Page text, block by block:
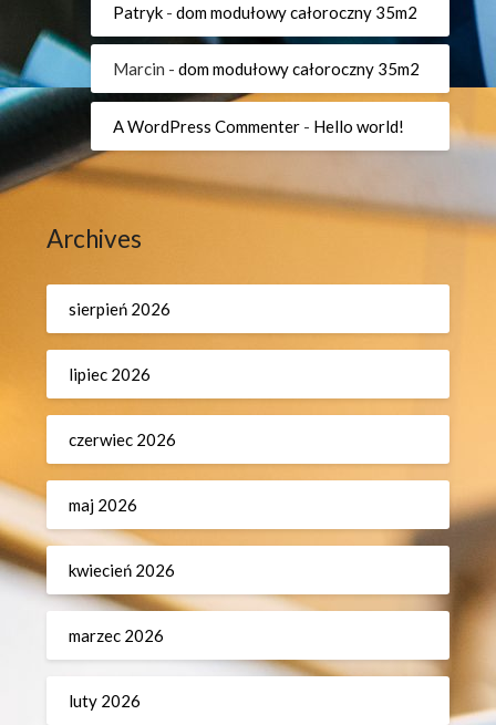
Patryk -dom modułowy całoroczny 35m2
Marcin -dom modułowy całoroczny 35m2
A WordPress Commenter - Hello world!
Archives
sierpień 2026
lipiec 2026
czerwiec 2026
maj 2026
kwiecień 2026
marzec 2026
luty 2026